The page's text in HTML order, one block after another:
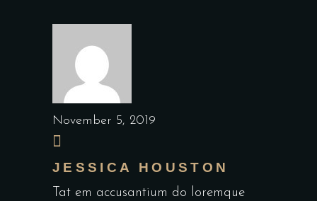
November 5, 2019
JESSICA HOUSTON
Tat em accusantium do loremque